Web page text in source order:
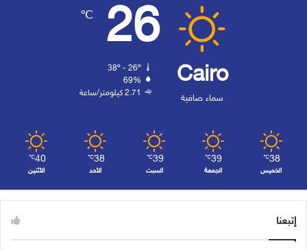
Cairo
سماء صافية
26
℃
38º - 26º
69%
2.71 كيلومتر/ساعة
38
℃
الخميس
39
℃
الجمعة
39
℃
السبت
38
℃
الأحد
40
℃
الأثنين
إتبعنا